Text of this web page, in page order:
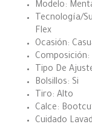
Modelo:
Tecnología/
Flex
Ocasión:
Tipo De
Bolsillos: Si
Tiro: Alto
Calce:
Cuidado